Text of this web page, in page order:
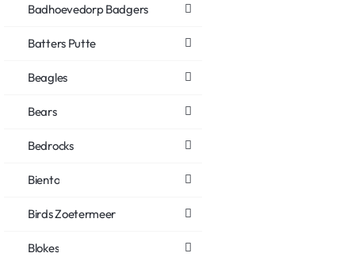
Badhoevedorp Badgers
Batters Putte
Beagles
Bears
Bedrocks
Biento
Birds Zoetermeer
Blokes